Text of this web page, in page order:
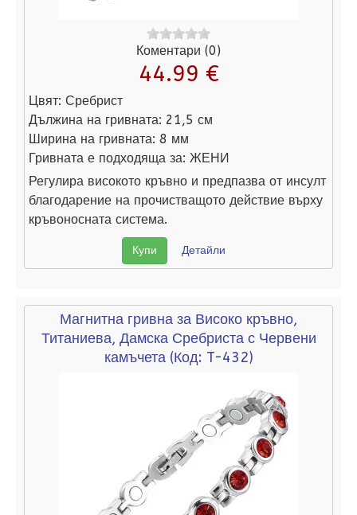
Коментари (0)
44.99 €
Цвят: Сребрист
Дължина на гривната: 21,5 см
Ширина на гривната: 8 мм
Гривната е подходяща за: ЖЕНИ
Регулира високото кръвно и предпазва от инсулт
благодарение на прочистващото действие върху
кръвоносната система.
Купи Детайли
Магнитна гривна за Високо кръвно,
Титаниева, Дамска Сребриста с Червени
камъчета (Код: T-432)